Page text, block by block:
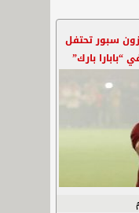
سبور تحتفل
بارك”